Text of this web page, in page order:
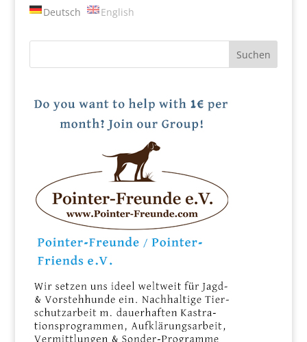
Deutsch English